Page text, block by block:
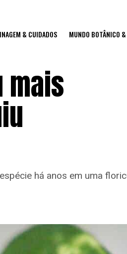
& CUIDADOS MUNDO BOTÂNICO
mais
há anos em uma